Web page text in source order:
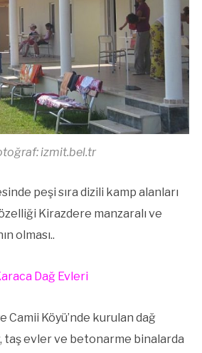
izmit.bel.tr
peşi sıra dizili kamp alanları
Kirazdere manzaralı ve
olması..
Dağ Evleri
Camii Köyü’nde kurulan dağ
taş evler ve betonarme binalarda